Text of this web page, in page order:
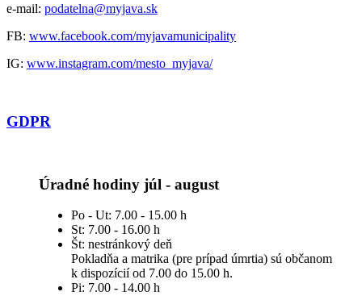
e-mail: podatelna@myjava.sk
FB: www.facebook.com/myjavamunicipality
IG: www.instagram.com/mesto_myjava/
GDPR
Úradné hodiny júl - august
Po - Ut: 7.00 - 15.00 h
St: 7.00 - 16.00 h
Št: nestránkový deň
Pokladňa a matrika (pre prípad úmrtia) sú občanom
k dispozícií od 7.00 do 15.00 h.
Pi: 7.00 - 14.00 h